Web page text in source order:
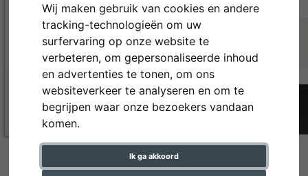
Wij maken gebruik van cookies en andere
tracking-technologieën om uw
surfervaring op onze website te
verbeteren, om gepersonaliseerde inhoud
en advertenties te tonen, om ons
websiteverkeer te analyseren en om te
begrijpen waar onze bezoekers vandaan
komen.
Ik ga akkoord
Terug